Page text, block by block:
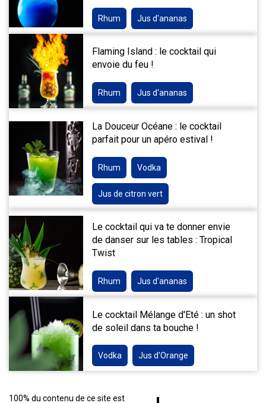
Rhum Jus d'ananas
Flaming Island : le cocktail qui
envoie du feu !
Rhum Jus d'ananas
La Douceur Océane : le cocktail
parfait pour un apéro estival !
Rhum Vodka
Jus de citron vert
Le cocktail qui va te donner envie
de danser sur les tables : Tropical
Twist
Rhum Jus d'ananas
Le cocktail Mélange d'Eté : un shot
de soleil dans ta bouche !
Vodka Jus d'Orange
100% du contenu de ce site est